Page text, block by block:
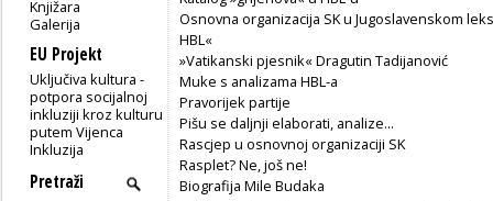
Knjižara
Galerija
EU Projekt
Uključiva kultura -
potpora socijalnoj
inkluziji kroz kulturu
putem Vijenca
Inkluzija
Osnovna organizacija SK u Jugoslavenskom
HBL«
»Vatikanski pjesnik« Dragutin Tadijanović
Muke s analizama HBL-a
Pravorijek partije
Pišu se daljnji elaborati, analize...
Rascjep u osnovnoj organizaciji SK
Rasplet? Ne, još ne!
Biografija Mile Budaka